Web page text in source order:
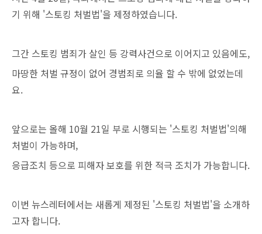
기 위해 '스토킹 처벌법'을 제정하였습니다.
그간 스토킹 범죄가 살인 등 강력사건으로 이어지고 있음에도,
마땅한 처벌 규정이 없어 경범죄로 의율 할 수 밖에 없었는데
요.
앞으로는 올해 10월 21일 부로 시행되는 '스토킹 처벌법'의해
처벌이 가능하며,
응급조치 등으로 피해자 보호를 위한 적극 조치가 가능합니다.
이번 뉴스레터에서는 새롭게 제정된 '스토킹 처벌법'을 소개하
고자 합니다.